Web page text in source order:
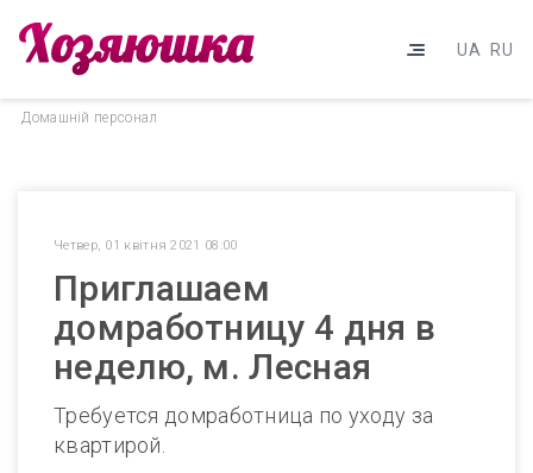
UA RU
Домашнiй персонал
Четвер, 01 квітня 2021 08:00
Приглашаем
домработницу 4 дня в
неделю, м. Лесная
Требуется домработница по уходу за
квартирой.